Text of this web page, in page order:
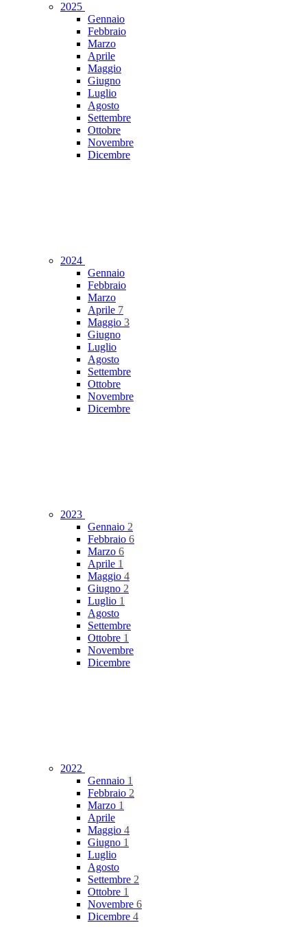
2025
Gennaio
Febbraio
Marzo
Aprile
Maggio
Giugno
Luglio
Agosto
Settembre
Ottobre
Novembre
Dicembre
2024
Gennaio
Febbraio
Marzo
Aprile 7
Maggio 3
Giugno
Luglio
Agosto
Settembre
Ottobre
Novembre
Dicembre
2023
Gennaio 2
Febbraio 6
Marzo 6
Aprile 1
Maggio 4
Giugno 2
Luglio 1
Agosto
Settembre
Ottobre 1
Novembre
Dicembre
2022
Gennaio 1
Febbraio 2
Marzo 1
Aprile
Maggio 4
Giugno 1
Luglio
Agosto
Settembre 2
Ottobre 1
Novembre 6
Dicembre 4